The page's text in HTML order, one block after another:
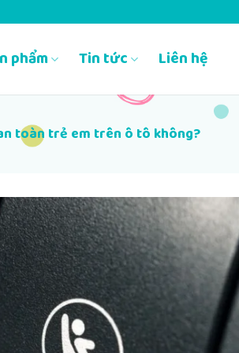
phẩm Tin tức Liên hệ
toàn trẻ em trên ô tô không?